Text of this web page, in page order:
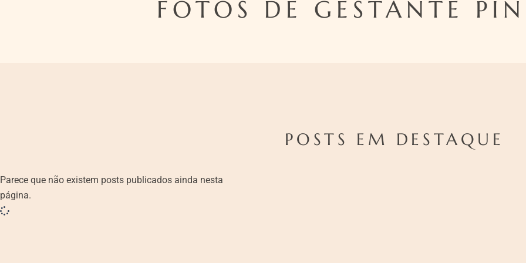
FOTOS DE GESTANTE
POSTS EM DESTAQUE
Parece que não existem posts publicados ainda nesta
página.